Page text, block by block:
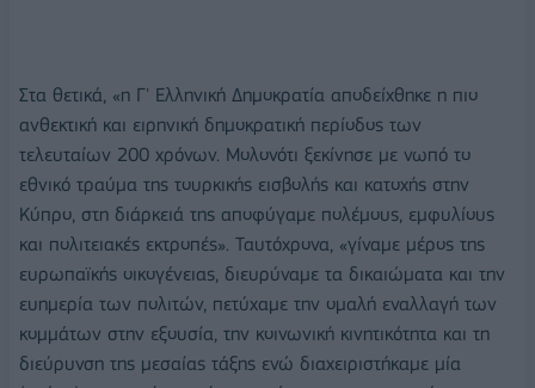
Στα θετικά, «η Γ' Ελληνική Δημοκρατία αποδείχθηκε η πιο
ανθεκτική και ειρηνική δημοκρατική περίοδος των
τελευταίων 200 χρόνων. Μολονότι ξεκίνησε με νωπό το
εθνικό τραύμα της τουρκικής εισβολής και κατοχής στην
Κύπρο, στη διάρκειά της αποφύγαμε πολέμους, εμφυλίους
και πολιτειακές εκτροπές». Ταυτόχρονα, «γίναμε μέρος της
ευρωπαϊκής οικογένειας, διευρύναμε τα δικαιώματα και την
ευημερία των πολιτών, πετύχαμε την ομαλή εναλλαγή των
κομμάτων στην εξουσία, την κοινωνική κινητικότητα και τη
διεύρυνση της μεσαίας τάξης ενώ διαχειριστήκαμε μία